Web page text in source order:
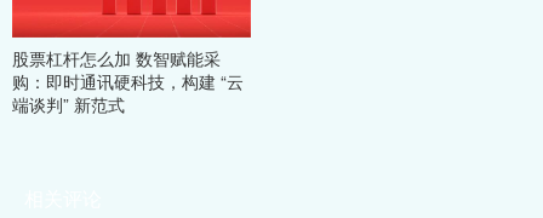
股票杠杆怎么加 数智赋能采
购：即时通讯硬科技，构建 “云
端谈判” 新范式